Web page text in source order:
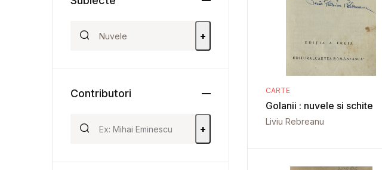
CARTE
Golanii : nuvele si schite
Liviu Rebreanu
+
Contributori
+